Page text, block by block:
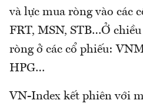
và lực mua ròng vào các
FRT, MSN, STB…Ở
ròng ở các cổ phiếu:
HPG…
VN-Index kết phiên với